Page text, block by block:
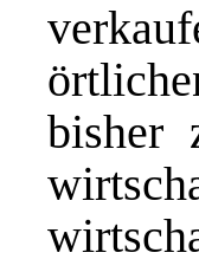
bisher